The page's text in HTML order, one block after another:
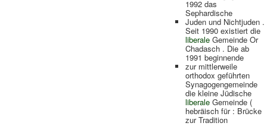
1992 das
Sephardische
Juden und Nichtjuden .
Seit 1990 existiert die
liberale Gemeinde Or
Chadasch . Die ab
1991 beginnende
zur mittlerweile
orthodox geführten
Synagogengemeinde
die kleine Jüdische
liberale Gemeinde (
hebräisch für : Brücke
zur Tradition